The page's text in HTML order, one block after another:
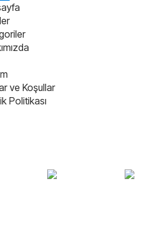
ve Koşullar
Politikası